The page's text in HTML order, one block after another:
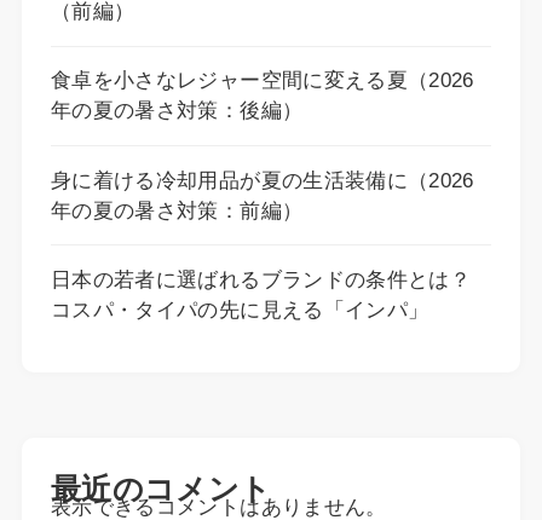
（前編）
食卓を小さなレジャー空間に変える夏（2026
年の夏の暑さ対策：後編）
身に着ける冷却用品が夏の生活装備に（2026
年の夏の暑さ対策：前編）
日本の若者に選ばれるブランドの条件とは？
コスパ・タイパの先に見える「インパ」
最近のコメント
表示できるコメントはありません。